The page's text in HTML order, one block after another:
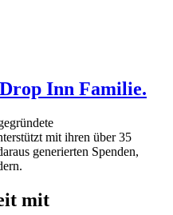
Inn Familie.
mit ihren über35
generierten Spenden,
mit